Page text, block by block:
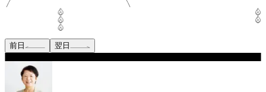
前日 翌日